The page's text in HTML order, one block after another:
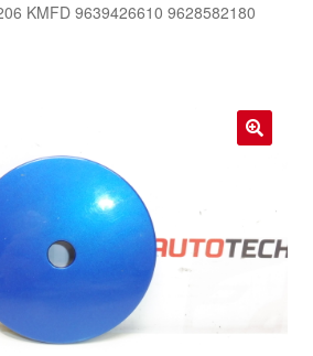
KMFD 9639426610 9628582180